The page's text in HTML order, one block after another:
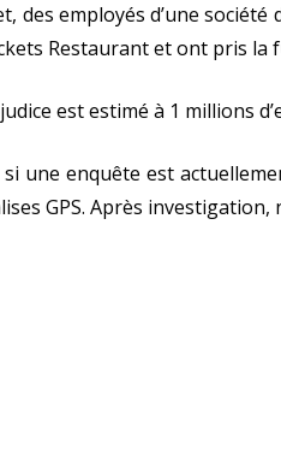
des employés d’une
Restaurant et ont pris la
est estimé à 1 millions
si une enquête est
GPS. Après investigation,